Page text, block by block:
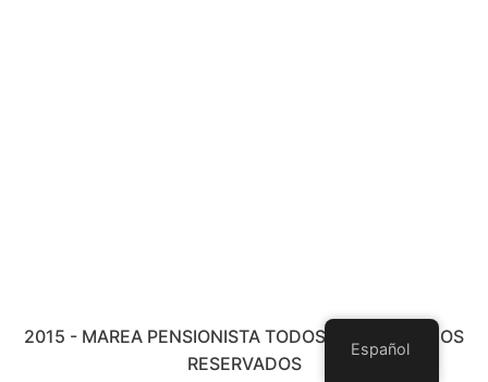
2015 - MAREA PENSIONISTA TODOS LOS DERECHOS
RESERVADOS
Español